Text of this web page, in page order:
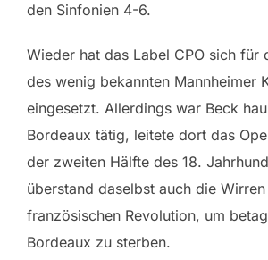
den Sinfonien 4-6.
Wieder hat das Label CPO sich für
des wenig bekannten Mannheimer
eingesetzt. Allerdings war Beck
Bordeaux tätig, leitete dort das
der zweiten Hälfte des 18.
überstand daselbst auch die
französischen Revolution, um
Bordeaux zu sterben.